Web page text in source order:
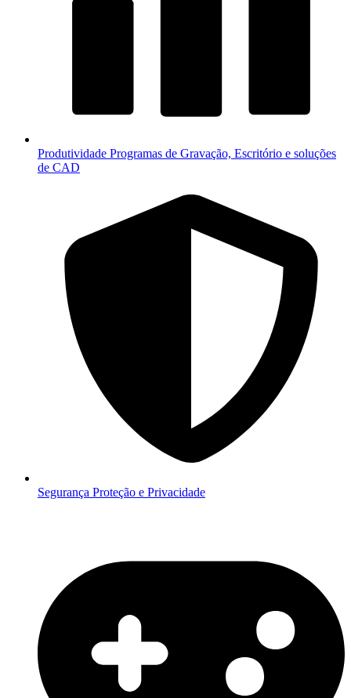
Produtividade Programas de Gravação, Escritório e soluções
de CAD
Segurança Proteção e Privacidade